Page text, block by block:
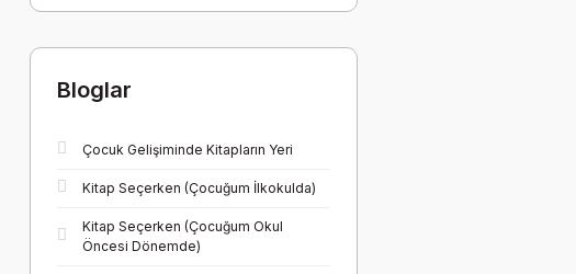
Bloglar
Çocuk Gelişiminde Kitapların Yeri
Kitap Seçerken (Çocuğum İlkokulda)
Kitap Seçerken (Çocuğum Okul
Öncesi Dönemde)